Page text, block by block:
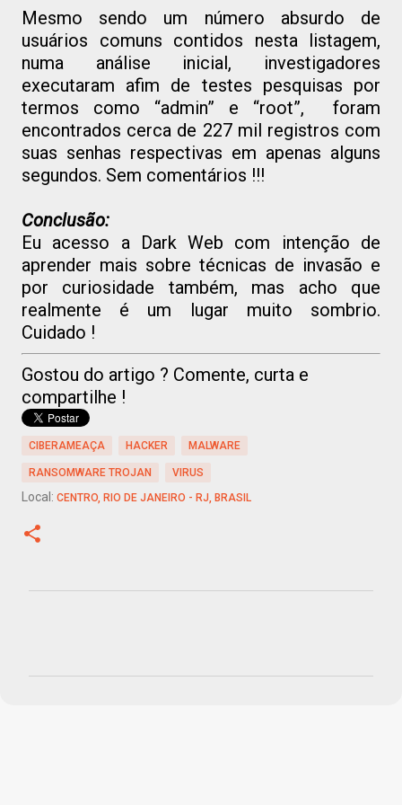
Mesmo sendo um número absurdo de
usuários comuns contidos nesta listagem,
numa análise inicial, investigadores
executaram afim de testes pesquisas por
termos como “admin” e “root”, foram
encontrados cerca de 227 mil registros com
suas senhas respectivas em apenas alguns
segundos. Sem comentários !!!
Conclusão:
Eu acesso a Dark Web com intenção de
aprender mais sobre técnicas de invasão e
por curiosidade também, mas acho que
realmente é um lugar muito sombrio.
Cuidado !
Gostou do artigo ? Comente, curta e
compartilhe !
CIBERAMEAÇA HACKER MALWARE
RANSOMWARE TROJAN VIRUS
Local: CENTRO, RIO DE JANEIRO - RJ, BRASIL
m